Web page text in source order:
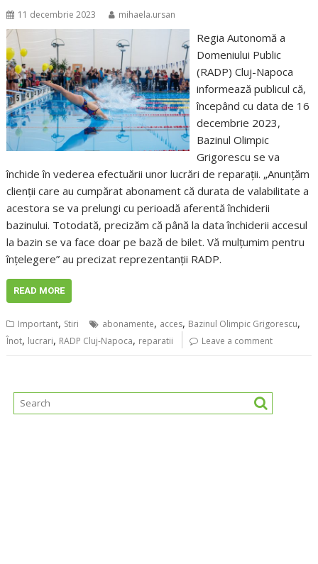
11 decembrie 2023 mihaela.ursan
Regia Autonomă a
Domeniului Public
(RADP) Cluj-Napoca
informează publicul că,
începând cu data de 16
decembrie 2023,
Bazinul Olimpic
Grigorescu se va
închide în vederea efectuării unor lucrări de reparații. „Anunțăm
clienții care au cumpărat abonament că durata de valabilitate a
acestora se va prelungi cu perioadă aferentă închiderii
bazinului. Totodată, precizăm că până la data închiderii accesul
la bazin se va face doar pe bază de bilet. Vă mulțumim pentru
înțelegere” au precizat reprezentanții RADP.
READ MORE
Important, Stiri abonamente, acces, Bazinul Olimpic Grigorescu,
Înot, lucrari, RADP Cluj-Napoca, reparatii Leave a comment